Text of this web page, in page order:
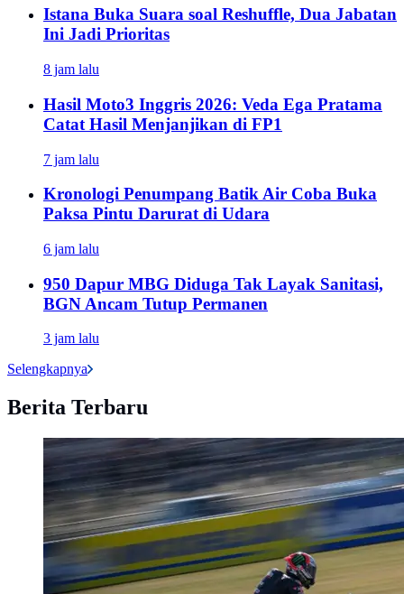
Istana Buka Suara soal Reshuffle, Dua Jabatan
Ini Jadi Prioritas
8 jam lalu
Hasil Moto3 Inggris 2026: Veda Ega Pratama
Catat Hasil Menjanjikan di FP1
7 jam lalu
Kronologi Penumpang Batik Air Coba Buka
Paksa Pintu Darurat di Udara
6 jam lalu
950 Dapur MBG Diduga Tak Layak Sanitasi,
BGN Ancam Tutup Permanen
3 jam lalu
Selengkapnya
Berita Terbaru